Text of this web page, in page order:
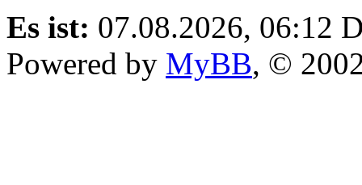
Es ist: 07.08.2026, 06:12
Powered by MyBB, ©